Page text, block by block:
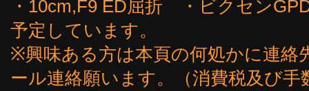
・10cm,F9 ED屈折 ・ビクセン
予定しています。
※興味ある方は本頁の何処かに連絡
ール連絡願います。（消費税及び手